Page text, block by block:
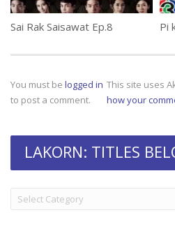
Sai Rak Saisawat Ep.8
You must be logged in
to post a comment.
This site uses
how your
LAKORN: TITLES
LAKORN:
TITLES